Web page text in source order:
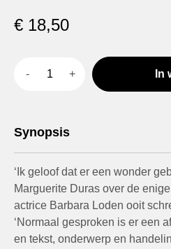
€ 18,50
In
Synopsis
‘Ik geloof dat er een wonder
Marguerite Duras over de
actrice Barbara Loden ooit
‘Normaal gesproken is er een
en tekst, onderwerp en